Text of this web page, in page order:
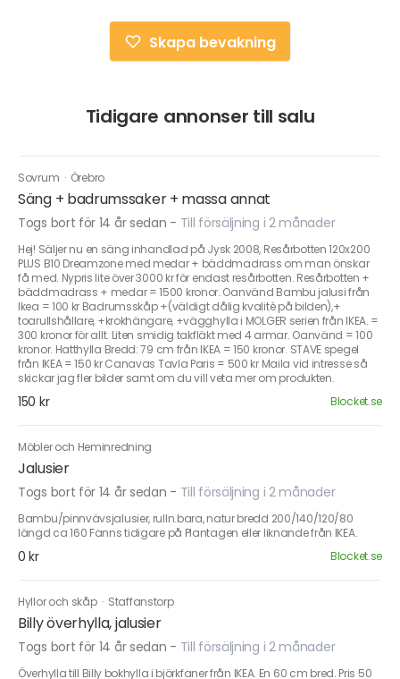
Skapa bevakning
Tidigare annonser till salu
Sovrum · Örebro
Säng + badrumssaker + massa annat
Togs bort för 14 år sedan - Till försäljning i 2 månader
Hej! Säljer nu en säng inhandlad på Jysk 2008, Resårbotten 120x200
PLUS B10 Dreamzone med medar + bäddmadrass om man önskar
få med. Nypris lite över 3000 kr för endast resårbotten. Resårbotten +
bäddmadrass + medar = 1500 kronor. Oanvänd Bambu jalusi från
Ikea = 100 kr Badrumsskåp +(väldigt dålig kvalitè på bilden),+
toarullshållare, +krokhängare, +vägghylla i MOLGER serien från IKEA. =
300 kronor för allt. Liten smidig takfläkt med 4 armar. Oanvänd = 100
kronor. Hatthylla Bredd: 79 cm från IKEA = 150 kronor. STAVE spegel
från IKEA = 150 kr Canavas Tavla Paris = 500 kr Maila vid intresse så
skickar jag fler bilder samt om du vill veta mer om produkten.
150 kr Blocket.se
Möbler och Heminredning
Jalusier
Togs bort för 14 år sedan - Till försäljning i 2 månader
Bambu/pinnvävsjalusier, rulln.bara, natur bredd 200/140/120/80
längd ca 160 Fanns tidigare på Plantagen eller liknande från IKEA.
0 kr Blocket.se
Hyllor och skåp · Staffanstorp
Billy överhylla, jalusier
Togs bort för 14 år sedan - Till försäljning i 2 månader
Överhylla till Billy bokhylla i björkfaner från IKEA. En 60 cm bred. Pris 50